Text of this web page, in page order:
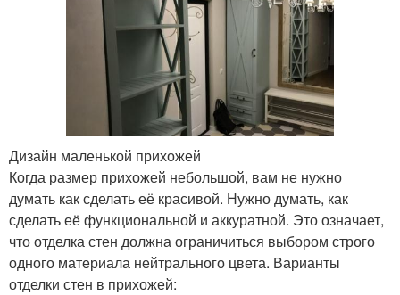
Дизайн маленькой прихожей
Когда размер прихожей небольшой, вам не нужно
думать как сделать её красивой. Нужно думать, как
сделать её функциональной и аккуратной. Это означает,
что отделка стен должна ограничиться выбором строго
одного материала нейтрального цвета. Варианты
отделки стен в прихожей: